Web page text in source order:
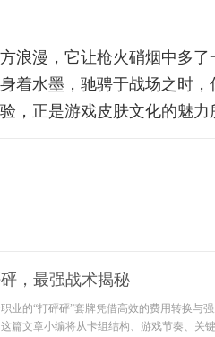
浪漫，它让枪火硝烟中多
着水墨，驰骋于战场之时，
，正是游戏皮肤文化的魅力
，最强战术揭秘
业的“打砰砰”套牌凭借高效的费用转换与
篇文章小编将从卡组结构、游戏节奏、关